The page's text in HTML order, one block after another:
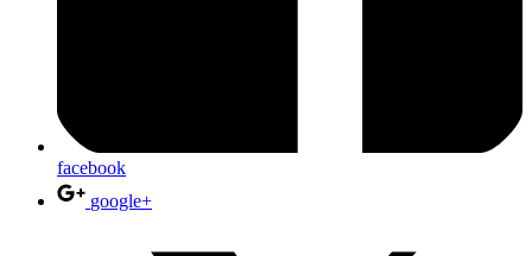
facebook
google+